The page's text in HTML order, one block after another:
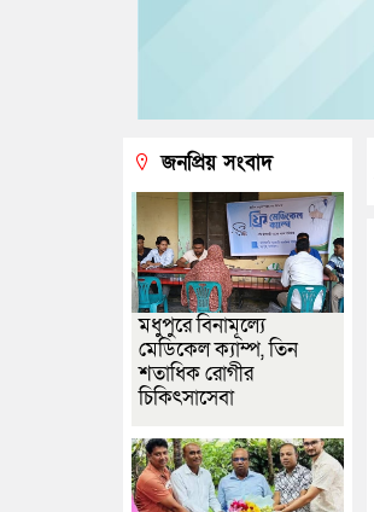
জনপ্রিয় সংবাদ
মধুপুরে বিনামূল্যে
মেডিকেল ক্যাম্প, তিন
শতাধিক রোগীর
চিকিৎসাসেবা